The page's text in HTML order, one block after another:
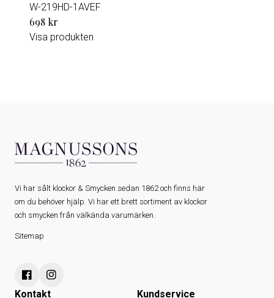
W-219HD-1AVEF
698 kr
Visa produkten
Vi har sålt klockor & Smycken sedan 1862 och finns här
om du behöver hjälp. Vi har ett brett sortiment av klockor
och smycken från välkända varumärken.
Sitemap
Kontakt Kundservice